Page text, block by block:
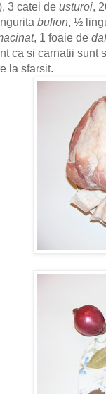
3 catei de usturoi,
bulion, ½
, 1 foaie de
ca si carnatii sunt
la sfarsit.